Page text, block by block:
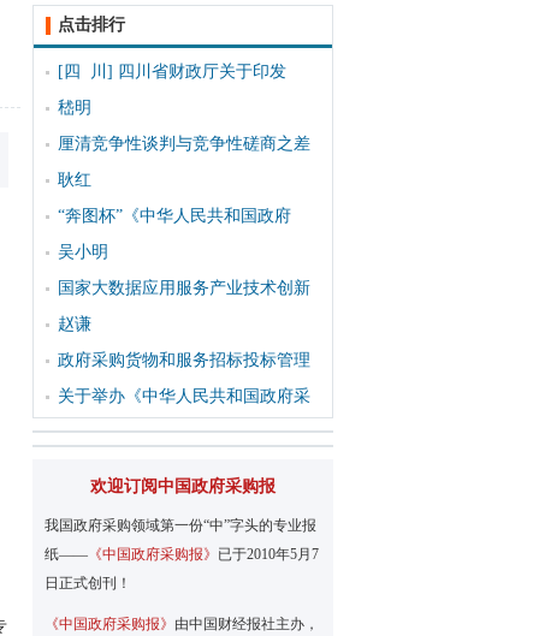
点击排行
[四 川] 四川省财政厅关于印发
嵇明
厘清竞争性谈判与竞争性磋商之差
耿红
“奔图杯”《中华人民共和国政府
吴小明
国家大数据应用服务产业技术创新
赵谦
政府采购货物和服务招标投标管理
关于举办《中华人民共和国政府采
欢迎订阅中国政府采购报
我国政府采购领域第一份“中”字头的专业报
纸—— 《中国政府采购报》 已于2010年5月7
日正式创刊！
《中国政府采购报》 由中国财经报社主办，